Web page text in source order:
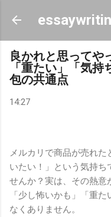
スキップして
良かれと思ってや
「重たい」「気
包の共通点
14:27
メルカリで商品が売れ
いたい！」という気持ち
せんか？実は、その熱意
「少し怖いかも」「重
なくありません。